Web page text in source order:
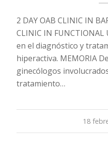
2 DAY OAB CLINIC IN
CLINIC IN FUNCTIONAL
en el diagnóstico y
hiperactiva. MEMORIA
ginecólogos
tratamiento…
18